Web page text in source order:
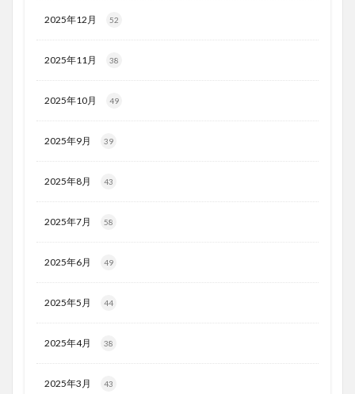
2025年12月 52
2025年11月 38
2025年10月 49
2025年9月 39
2025年8月 43
2025年7月 58
2025年6月 49
2025年5月 44
2025年4月 38
2025年3月 43